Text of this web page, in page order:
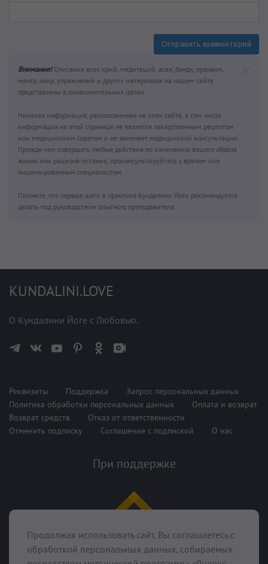
Отправить комментарий
Внимание!Описания всех крий, медитаций, асан, бандх, пранаям,
мантр, чакр, упражнений и других материалов на нашем сайте
представлены в ознакомительных целях.
Никакая информация, расположенная на этом сайте, в том числе
информация на этой странице не является лекарственным рецептом
или медицинским советом и не заменяет медицинской консультации.
Прежде чем совершать любые действия по изменению вашего образа
жизни или рациона питания, проконсультируйтесь с врачом или
лицензированным специалистом.
Помните, что первые шаги в практике Кундалини Йоги рекомендуется
делать под руководством опытного преподавателя.
KUNDALINI.LOVE
О Кундалини Йоге с Любовью.
Реквизиты Поддержка
Запрос персональных данных
Политика обработки персональных данных
Оплата и возврат
Возврат средств
Отказ от ответственности
Отменить подписку
Соглашение с подпиской О нас
При поддержке
Продолжая использовать сайт, Вы соглашаетесь с
обработкой персональных данных, собираемых